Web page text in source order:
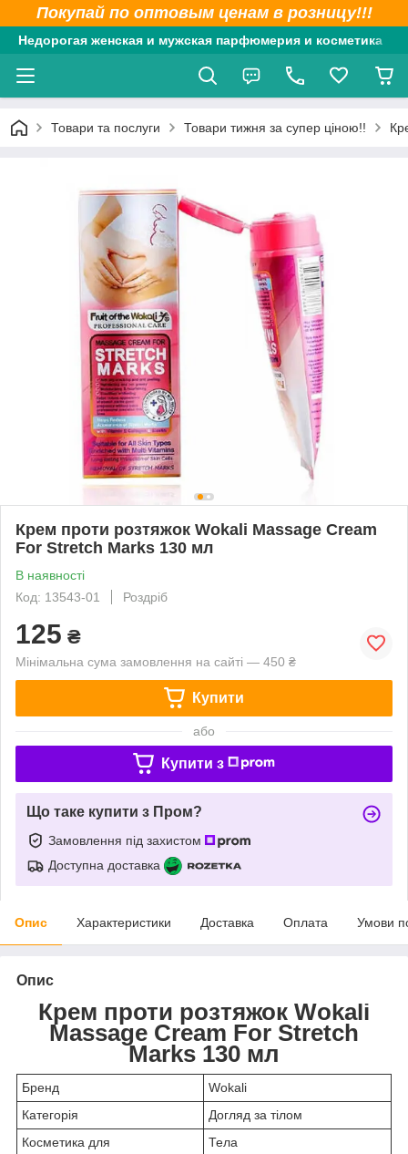
Покупай по оптовым ценам в розницу!!!
Недорогая женская и мужская парфюмерия и косметика
Товари та послуги Товари тижня за супер ціною!!
Крем проти розтяжок Wokali Massage Cream
For Stretch Marks 130 мл
В наявності
Код: 13543-01
Роздріб
125 ₴
Мінімальна сума замовлення на сайті — 450 ₴
Купити
або
Купити з
Що таке купити з Пром?
Замовлення під захистом
Доступна доставка
Опис Характеристики Доставка Оплата Умови
Опис
Крем проти розтяжок Wokali
Massage Cream For Stretch
Marks 130 мл
Бренд
Wokali
Категорія
Догляд за тілом
Косметика для
Тела